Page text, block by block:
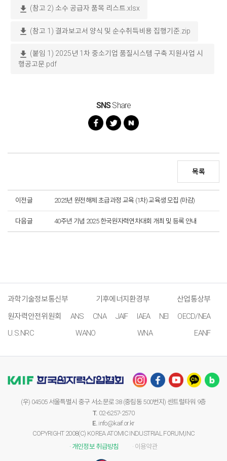
download (참고 2) 소수 공급자 품목 리스트.xlsx
download (참고 1) 결과보고서 양식 및 순수취득비용 집행기준.zip
download (붙임 1) 2025년 1차 중소기업 품질시스템 구축 지원사업 시
행공고문.pdf
SNSShare
목록
이전글 2025년 원전해체 초급과정 교육 (1차) 교육생 모집 (마감)
다음글 40주년 기념 2025 한국원자력연차대회 개최 및 등록 안내
과학기술정보통신부 기후에너지환경부
산업통상부
원자력안전위원회
ANS CNA JAIF IAEA NEI
OECD/NEA
U.S.NRC
WANO WNA EANF
(우) 04505 서울특별시 중구 서소문로 38 (중림동 500번지) 센트럴타워 9층
T. 02-6257-2570
E. info@kaif.or.kr
COPYRIGHT 2008(C) KOREA ATOMIC INDUSTRIAL FORUM,INC
· 개인정보 취급방침
· 이용약관